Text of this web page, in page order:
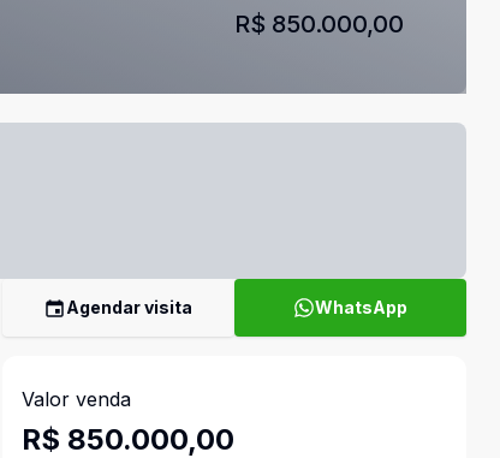
R$ 850.000,00
Agendar visita WhatsApp
Valor venda
R$ 850.000,00